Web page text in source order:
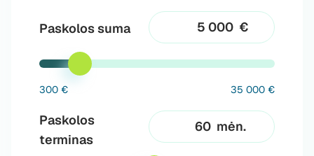
Paskolos suma €
300 € 35 000 €
Paskolos
terminas
mėn.